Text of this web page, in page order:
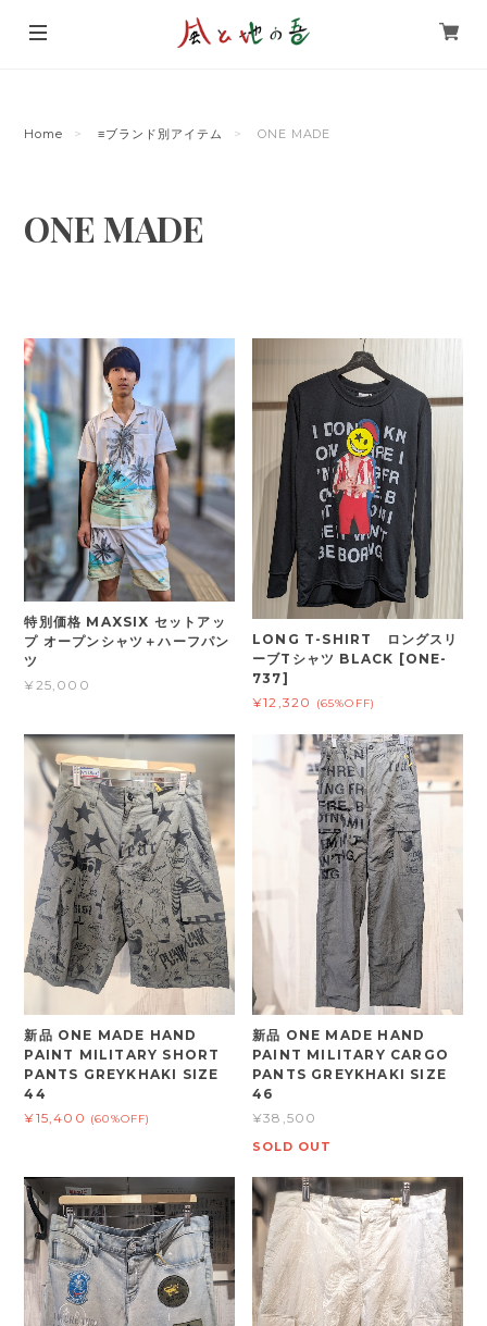
Home ≡ブランド別アイテム ONE MADE
ONE MADE
特別価格 MAXSIX セットアッ
プ オープンシャツ＋ハーフパン
ツ
¥25,000
LONG T-SHIRT ロングスリ
ーブTシャツ BLACK [ONE-
737]
¥12,320
(65%OFF)
新品 ONE MADE HAND
PAINT MILITARY SHORT
PANTS GREYKHAKI SIZE
44
¥15,400 (60%OFF)
新品 ONE MADE HAND
PAINT MILITARY CARGO
PANTS GREYKHAKI SIZE
46
¥38,500
SOLD OUT